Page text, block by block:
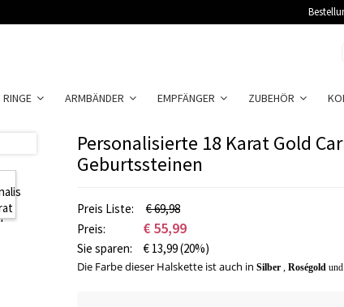
RINGE ARMBÄNDER EMPFÄNGER ZUBEHÖR
Personalisierte 18 Karat Gold
Geburtssteinen
Preis Liste:
€ 69,98
Preis:
€ 55,99
Sie sparen: € 13,99(20%)
Die Farbe dieser Halskette ist auch in Silber , Roségold und